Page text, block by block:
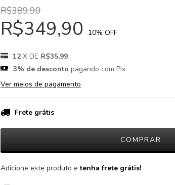
R$389,90
R$349,90 10% OFF
12 X DE R$35,99
3% de desconto pagando com Pix
Ver meios de pagamento
Frete grátis
Adicione este produto etenha frete grátis!